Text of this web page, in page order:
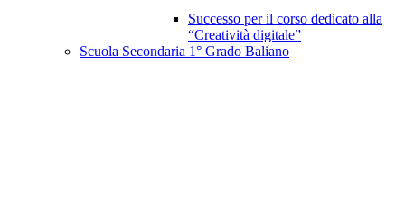
Successo per il corso dedicato alla
“Creatività digitale”
Scuola Secondaria 1° Grado Baliano